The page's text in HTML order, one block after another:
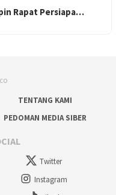
Rapat Persiapa…
TENTANG KAMI
PEDOMAN MEDIA SIBER
Twitter
Instagram